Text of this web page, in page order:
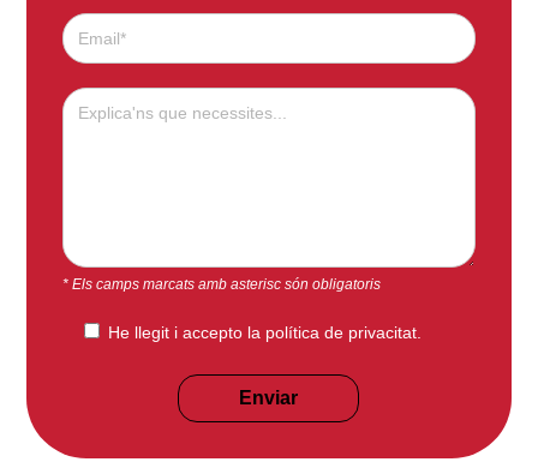
* Els camps marcats amb asterisc són obligatoris
He llegit i accepto la política de privacitat.